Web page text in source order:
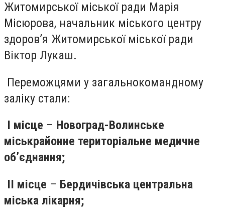
Житомирської міської ради Марія
Місюрова, начальник міського центру
здоров’я Житомирської міської ради
Віктор Лукаш.
Переможцями у загальнокомандному
заліку стали:
І місце – Новоград-Волинське
міськрайонне територіальне медичне
об’єднання;
ІІ місце – Бердичівська центральна
міська лікарня;